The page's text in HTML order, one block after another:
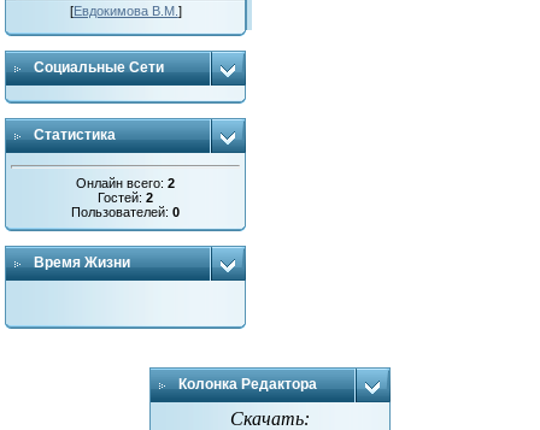
[Евдокимова В.М. ]
Социальные Сети
Статистика
Онлайн всего:2
Гостей:2
Пользователей:0
Время Жизни
Колонка Редактора
Скачать: